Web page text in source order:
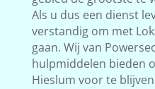
Als u dus een dienst
verstandig om met
gaan. Wij van
hulpmiddelen bieden
Hieslum voor te